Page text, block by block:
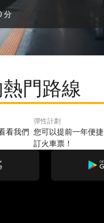
分
門路線
看我們
彈性計劃
您可以提前一年便
訂火車票！